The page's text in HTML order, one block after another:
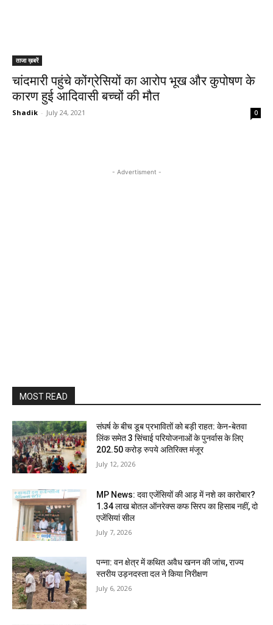
ताजा ख़बरें
चांदमारी पहुंचे कोंग्रेसियों का आरोप भूख और कुपोषण के
कारण हुई आदिवासी बच्चों की मौत
Shadik - July 24, 2021 0
- Advertisment -
MOST READ
संघर्ष के बीच डूब प्रभावितों को बड़ी राहत: केन-बेतवा
लिंक समेत 3 सिंचाई परियोजनाओं के पुनर्वास के लिए
202.50 करोड़ रुपये अतिरिक्त मंजूर
July 12, 2026
MP News: दवा एजेंसियों की आड़ में नशे का कारोबार?
1.34 लाख बोतल ऑनरेक्स कफ सिरप का हिसाब नहीं, दो
एजेंसियां सील
July 7, 2026
पन्ना: वन क्षेत्र में कथित अवैध खनन की जांच, राज्य
स्तरीय उड़नदस्ता दल ने किया निरीक्षण
July 6, 2026